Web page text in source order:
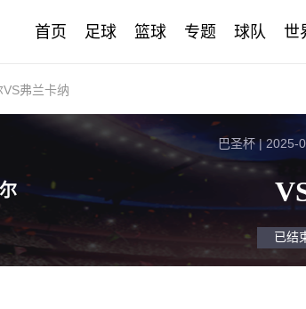
首页 足球 篮球 专题 球队 世
弗兰卡纳
巴圣杯 | 2025-
已结